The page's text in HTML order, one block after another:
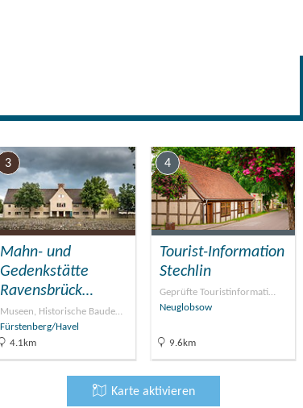
3
Mahn- und
Gedenkstätte
Ravensbrück…
Museen, Historische Baude…
Fürstenberg/Havel
4.1km
4
Tourist-Information
Stechlin
Geprüfte Touristinformati…
Neuglobsow
9.6km
Karte aktivieren